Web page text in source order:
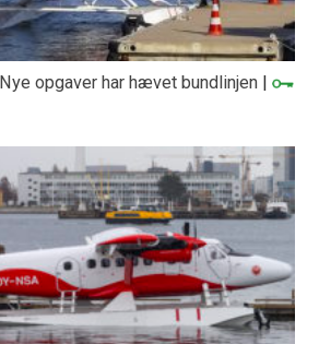
opgaver har hævet bundlinjen |